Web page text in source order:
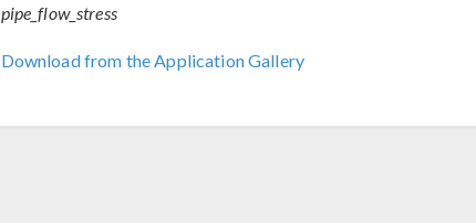
pipe_flow_stress
Download from the Application Gallery